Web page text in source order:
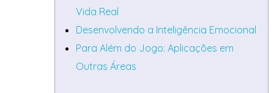
Vida Real
Desenvolvendo a Inteligência Emocional
Para Além do Jogo: Aplicações em
Outras Áreas